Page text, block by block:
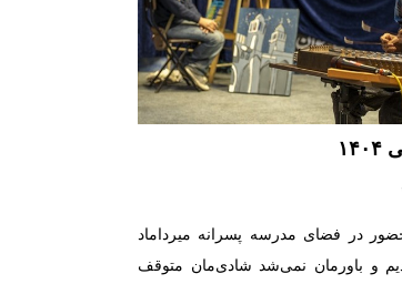
در فضای مدرسه پسرانه میرداماد
و باورمان نمی‌شد شادی‌مان متوقف